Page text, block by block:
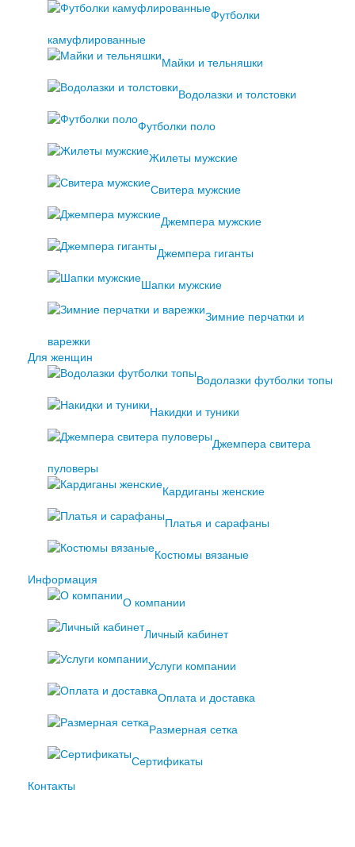
Футболки
камуфлированные
Майки и тельняшки
Водолазки и толстовки
Футболки поло
Жилеты мужские
Свитера мужские
Джемпера мужские
Джемпера гиганты
Шапки мужские
Зимние перчатки и
варежки
Для женщин
Водолазки футболки топы
Накидки и туники
Джемпера свитера
пуловеры
Кардиганы женские
Платья и сарафаны
Костюмы вязаные
Информация
О компании
Личный кабинет
Услуги компании
Оплата и доставка
Размерная сетка
Сертификаты
Контакты